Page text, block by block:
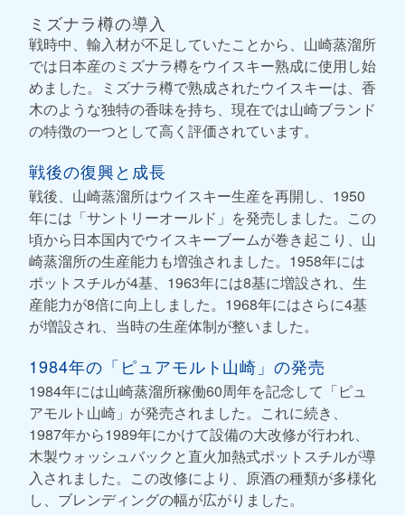
ミズナラ樽の導入
戦時中、輸入材が不足していたことから、山崎蒸溜所
では日本産のミズナラ樽をウイスキー熟成に使用し始
めました。ミズナラ樽で熟成されたウイスキーは、香
木のような独特の香味を持ち、現在では山崎ブランド
の特徴の一つとして高く評価されています。
戦後の復興と成長
戦後、山崎蒸溜所はウイスキー生産を再開し、1950
年には「サントリーオールド」を発売しました。この
頃から日本国内でウイスキーブームが巻き起こり、山
崎蒸溜所の生産能力も増強されました。1958年には
ポットスチルが4基、1963年には8基に増設され、生
産能力が8倍に向上しました。1968年にはさらに4基
が増設され、当時の生産体制が整いました。
1984年の「ピュアモルト山崎」の発売
1984年には山崎蒸溜所稼働60周年を記念して「ピュ
アモルト山崎」が発売されました。これに続き、
1987年から1989年にかけて設備の大改修が行われ、
木製ウォッシュバックと直火加熱式ポットスチルが導
入されました。この改修により、原酒の種類が多様化
し、ブレンディングの幅が広がりました。